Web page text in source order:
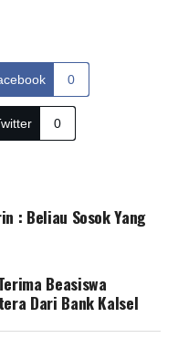
0
0
: Beliau Sosok Yang
Beasiswa
Dari Bank Kalsel